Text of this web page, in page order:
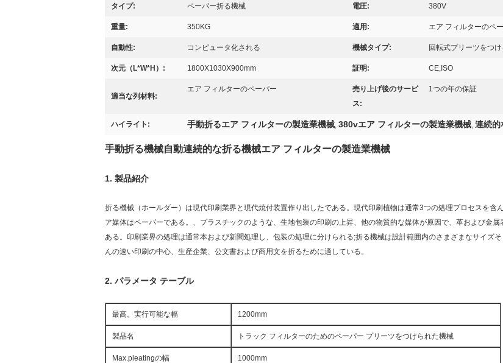
タイプ: ペーパー折る機械 電圧: 380V
重量: 350KG 適用: エア フィルターのペ
自動性: コンピュータ化される 機械タイプ: 回転式プリーツをつ
次元（L*W*H）: 1800X1030X900mm 証明: CE,ISO
適当な列材料:
エア フィルターのペーパー
売り上げ後のサービ
ス:
1つの年の保証
ハイライト: 手動折るエア フィルターの製造業機械, 380vエア フィルターの製造業機械, 連続的
手動折る機械自動連続的な折る機械エア フィルターの製造業機械
1. 製品紹介
折る機械（ホールダー）は現代印刷業界と現代焼付装置作り出したである。現代印刷植物は通常3つの処理プロセスを含
ア媒体はペーパーである。、プラスチックのような、生地包装の印刷の上昇、他の物質的な媒体が原因で、革および金
ある。印刷業界の処理は通常本および新聞処理し、包装の処理に分けられる;折る機械は設計範囲内のさまざまなサイズ
んの速い印刷の中心、生産企業、公文書および商用文を折るために適している。
2. パラメータ テーブル
最高。実行可能な幅 1200mm
製品名 トラック フィルターのためのペーパー プリーツをつけられた機械
Max.pleatingの幅 1000mm